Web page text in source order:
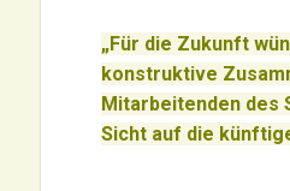
„Für die Zukunft
konstruktive
Mitarbeitenden des
Sicht auf die